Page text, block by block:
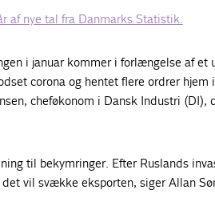
af nye tal fra Danmarks Statistik.
i januar kommer i forlængelse af et
corona og hentet flere ordrer hjem
cheføkonom i Dansk Industri (DI),
til bekymringer. Efter Ruslands
vil svække eksporten, siger Allan